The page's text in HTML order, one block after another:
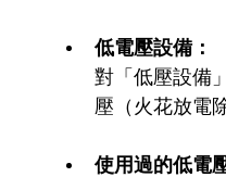
低電壓設備：
對「低壓設備
壓（火花放電
使用過的低電